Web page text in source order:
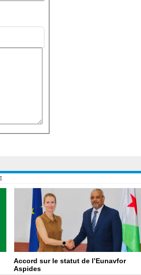
Accord sur le statut de l’Eunavfor
Aspides